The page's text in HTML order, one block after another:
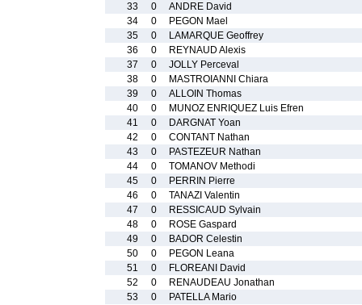
33
0
ANDRE David
34
0
PEGON Mael
35
0
LAMARQUE Geoffrey
36
0
REYNAUD Alexis
37
0
JOLLY Perceval
38
0
MASTROIANNI Chiara
39
0
ALLOIN Thomas
40
0
MUNOZ ENRIQUEZ Luis Efren
41
0
DARGNAT Yoan
42
0
CONTANT Nathan
43
0
PASTEZEUR Nathan
44
0
TOMANOV Methodi
45
0
PERRIN Pierre
46
0
TANAZI Valentin
47
0
RESSICAUD Sylvain
48
0
ROSE Gaspard
49
0
BADOR Celestin
50
0
PEGON Leana
51
0
FLOREANI David
52
0
RENAUDEAU Jonathan
53
0
PATELLA Mario